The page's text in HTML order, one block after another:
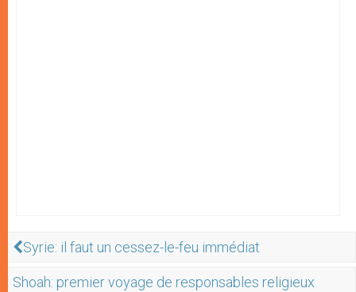
Syrie: il faut un cessez-le-feu immédiat
Shoah: premier voyage de responsables religieux